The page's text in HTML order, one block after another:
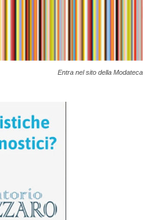
Entra nel sito della Modateca